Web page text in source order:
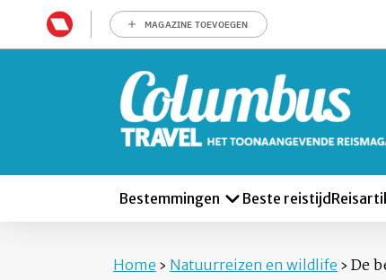
MAGAZINE TOEVOEGEN
Bestemmingen Beste reistijd
Home › Natuurreizen en wildlife › De